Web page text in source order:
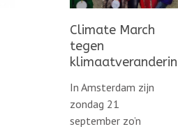
Climate March
tegen
In Amsterdam zijn
zondag 21
september zo’n